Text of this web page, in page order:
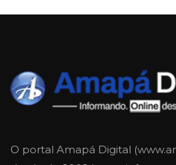
O portal Amapá Digital